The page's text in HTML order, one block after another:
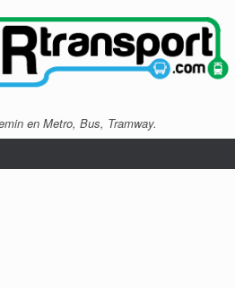
en Metro, Bus, Tramway.